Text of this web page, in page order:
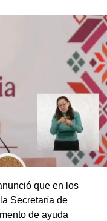
que en los
Secretaría de
de ayuda